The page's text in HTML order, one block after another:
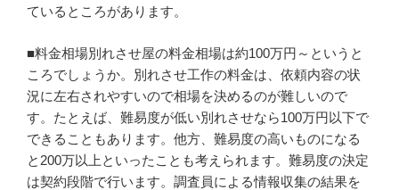
ているところがあります。
■料金相場別れさせ屋の料金相場は約100万円～というと
ころでしょうか。別れさせ工作の料金は、依頼内容の状
況に左右されやすいので相場を決めるのが難しいので
す。たとえば、難易度が低い別れさせなら100万円以下で
できることもあります。他方、難易度の高いものになる
と200万以上といったことも考えられます。難易度の決定
は契約段階で行います。調査員による情報収集の結果を